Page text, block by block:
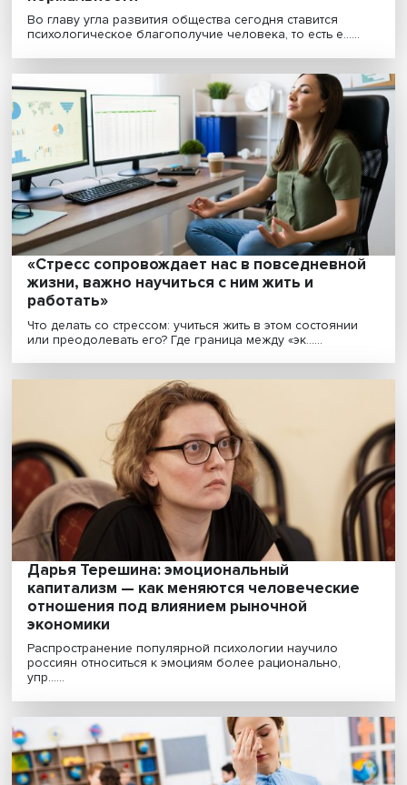
«Большинство психологических практик
нацелено на то, чтобы прийти к
нормальности»
Во главу угла развития общества сегодня ставится
психологическое благополучие человека, то есть
«Стресс сопровождает нас в
жизни, важно научиться с ним жить и
работать»
Что делать со стрессом: учиться жить в этом